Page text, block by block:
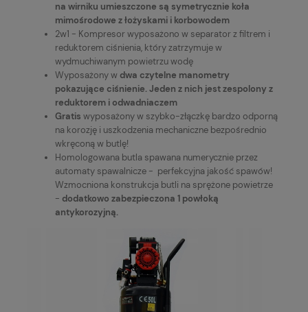
na wirniku umieszczone są symetrycznie koła
mimośrodowe z łożyskami i korbowodem
2w1 - Kompresor wyposażono w separator z filtrem i
reduktorem ciśnienia, który zatrzymuje w
wydmuchiwanym powietrzu wodę
Wyposażony w dwa czytelne manometry
pokazujące ciśnienie. Jeden z nich jest zespolony z
reduktorem i odwadniaczem
Gratis wyposażony w szybko-złączkę bardzo odporną
na korozję i uszkodzenia mechaniczne bezpośrednio
wkręconą w butlę!
Homologowana butla spawana numerycznie przez
automaty spawalnicze - perfekcyjna jakość spawów!
Wzmocniona konstrukcja butli na sprężone powietrze
- dodatkowo zabezpieczona 1 powłoką
antykorozyjną.